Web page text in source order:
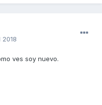
2018
ves soy nuevo.